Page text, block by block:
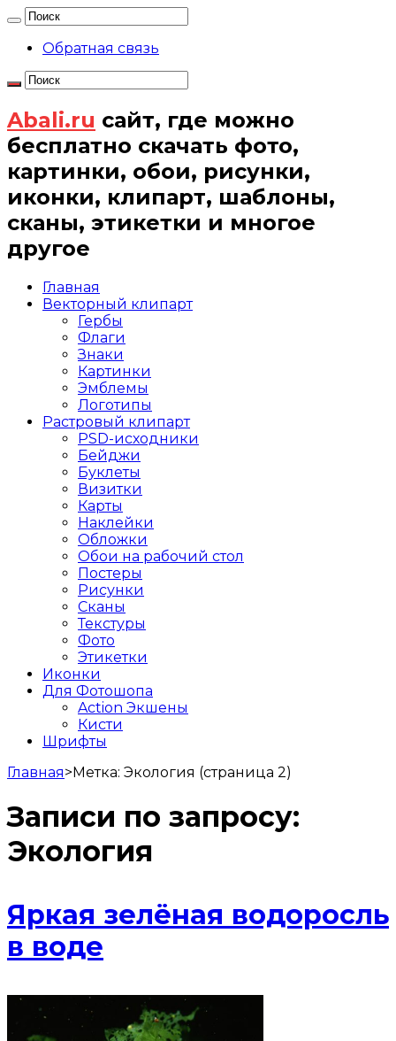
Обратная связь
Abali.ru сайт, где можно
бесплатно скачать фото,
картинки, обои, рисунки,
иконки, клипарт, шаблоны,
сканы, этикетки и многое
другое
Главная
Векторный клипарт
Гербы
Флаги
Знаки
Картинки
Эмблемы
Логотипы
Растровый клипарт
PSD-исходники
Бейджи
Буклеты
Визитки
Карты
Наклейки
Обложки
Обои на рабочий стол
Постеры
Рисунки
Сканы
Текстуры
Фото
Этикетки
Иконки
Для Фотошопа
Action Экшены
Кисти
Шрифты
Главная>Метка: Экология (страница 2)
Записи по запросу:
Экология
Яркая зелёная водоросль
в воде